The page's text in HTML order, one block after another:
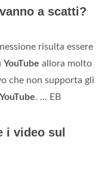
a scatti?
risulta essere
YouTube allora molto
che non supporta gli
. ... EB
i video sul